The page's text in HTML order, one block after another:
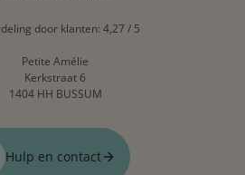
door klanten: 4,27 / 5
Petite Amélie
Kerkstraat 6
1404 HH BUSSUM
Hulp en contact